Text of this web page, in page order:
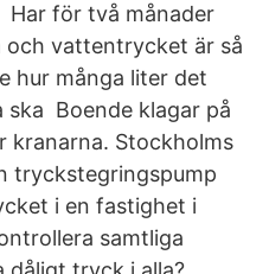
Har för två månader
och vattentrycket är så
hur många liter det
Boende klagar på
kranarna. Stockholms
tryckstegringspump
i en fastighet i
samtliga